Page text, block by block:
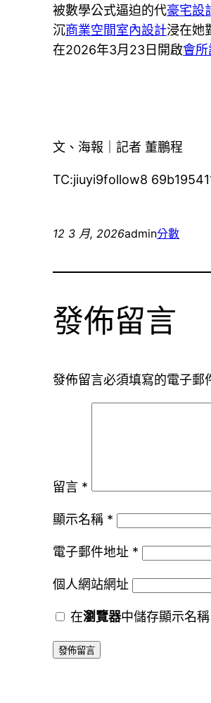
被數學公式逼迫的代豪宅設
沉商業空間室內設計浸在她
在2026年3月23日開啟會
文、海報｜記者 董鵬程
TC:jiuyi9follow8
12 3 月, 2026admin分數
發佈留言
發佈留言必須填寫的電子郵
留言 *
顯示名稱 *
電子郵件地址 *
個人網站網址
在瀏覽器中儲存顯示名